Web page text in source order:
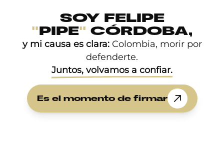
SOY FELIPE
"PIPE" CÓRDOBA,
y mi causa es clara:Colombia, morir por
defenderte.
Juntos, volvamos a conﬁar.
Es el momento de ﬁrmar